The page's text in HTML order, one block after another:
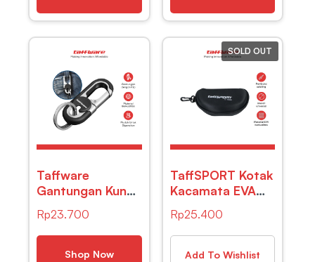
Taffware
Gantungan Kunci
Mobil Metal
Keychain Clip –
A3746
Rp23.700
Shop Now
SOLD OUT
TaffSPORT Kotak
Kacamata EVA
Hardcase
Protector
Waterproof –
JL-10028
Rp25.400
Add To Wishlist